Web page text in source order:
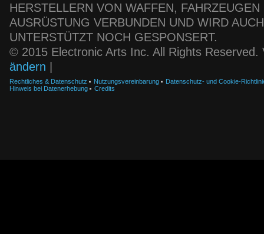
HERSTELLERN VON WAFFEN,
AUSRÜSTUNG VERBUNDEN UND WIRD
UNTERSTÜTZT NOCH GESPONSERT.
© 2015 Electronic Arts Inc. All Rights
ändern
Rechtliches & Datenschutz Nutzungsvereinbarung
Datenschutz- und Cookie-
Hinweis bei Datenerhebung
Credits